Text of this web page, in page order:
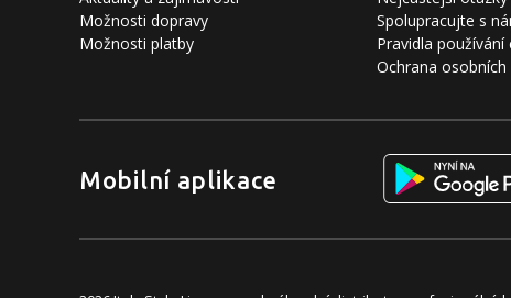
Možnosti dopravy
Možnosti platby
Spolupracujte s
Pravidla používání
Ochrana osobních
Mobilní aplikace